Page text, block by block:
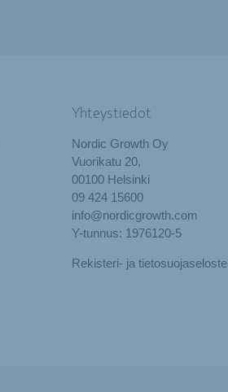
Yhteystiedot
Nordic Growth Oy
Vuorikatu 20,
00100 Helsinki
09 424 15600
info@nordicgrowth.com
Y-tunnus: 1976120-5
Rekisteri- ja tietosuojaseloste